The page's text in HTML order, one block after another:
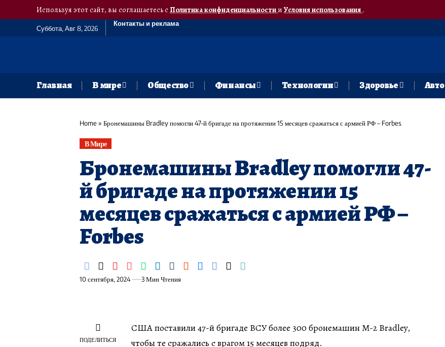
Используя этот сайт, вы соглашаетесь сПолитика конфиденциальностии Условия использования.
Суббота, Авг 8, 2026
Контакты и реклама
Главная В мире Общество Финансы Технологии Здоровье Авто
Home» ​Бронемашины Bradley помогли 47-й бригаде на протяжении 15 месяцев сражаться с армией РФ – Forbes
В Мире
​Бронемашины Bradley помогли 47-
й бригаде на протяжении 15
месяцев сражаться с армией РФ –
Forbes
10 сентября, 2024 3 Мин Чтения
ПОДЕЛИТЬСЯ
США поставили 47-й бригаде ВСУ более 300 бронемашин M-2 Bradley,
чтобы те сражались с врагом 15 месяцев подряд.